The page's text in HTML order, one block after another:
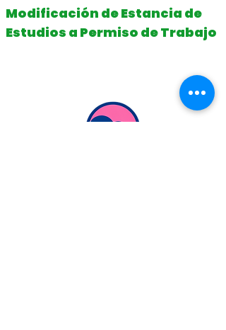
Modificación de Estancia de
Estudios a Permiso de Trabajo